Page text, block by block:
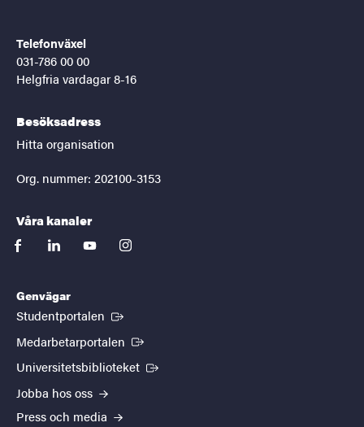
Telefonväxel
031-786 00 00
Helgfria vardagar 8-16
Besöksadress
Hitta organisation
Org. nummer: 202100-3153
Våra kanaler
facebooklinkedinyoutubeinstagram
Genvägar
Studentportalen (Extern länk)
Medarbetarportalen (Extern länk)
Universitetsbiblioteket (Extern länk)
Jobba hos oss
Press och media